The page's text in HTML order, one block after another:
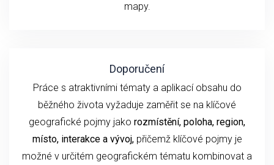
mapy.
Doporučení
Práce s atraktivními tématy a aplikací obsahu do
běžného života vyžaduje zaměřit se na klíčové
geografické pojmy jako rozmístění, poloha, region,
místo, interakce a vývoj,přičemž klíčové pojmy je
možné v určitém geografickém tématu kombinovat a